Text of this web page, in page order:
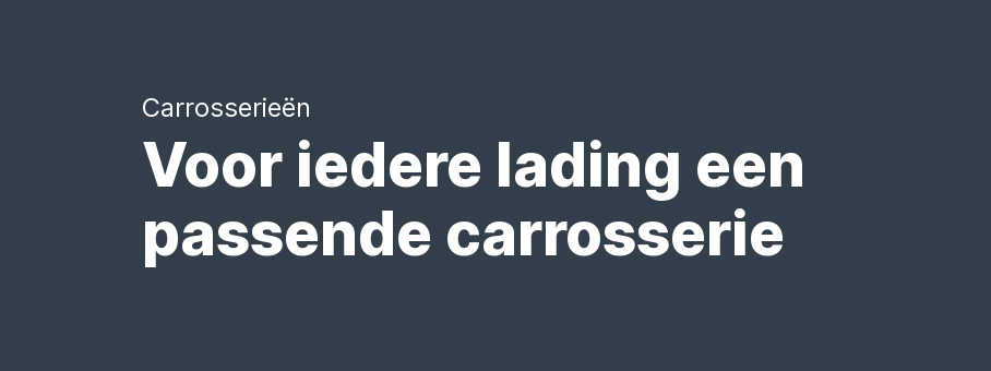
Carrosserieën
Voor iedere lading een
passende carrosserie